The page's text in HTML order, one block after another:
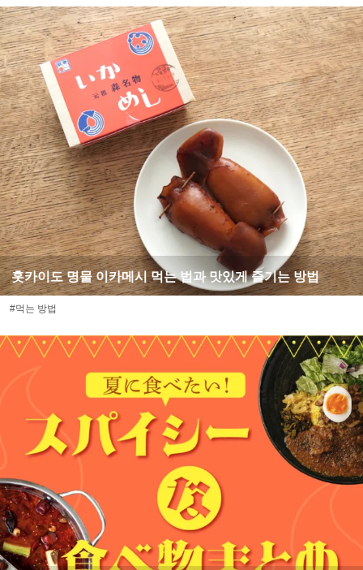
홋카이도 명물 이카메시 먹는 법과 맛있게 즐기는 방법
#먹는 방법